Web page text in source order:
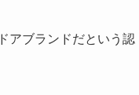
アブランドだという認